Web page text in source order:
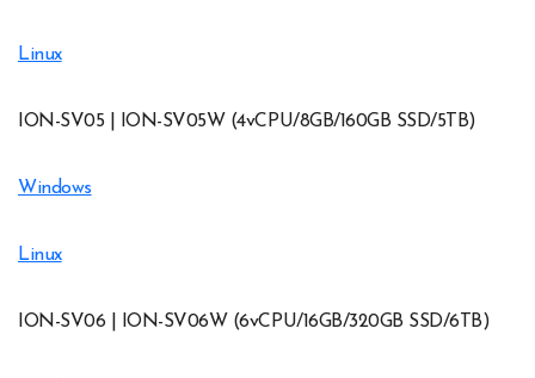
Linux
ION-SV05 | ION-SV05W (4vCPU/8GB/160GB SSD/5TB)
Windows
Linux
ION-SV06 | ION-SV06W (6vCPU/16GB/320GB SSD/6TB)